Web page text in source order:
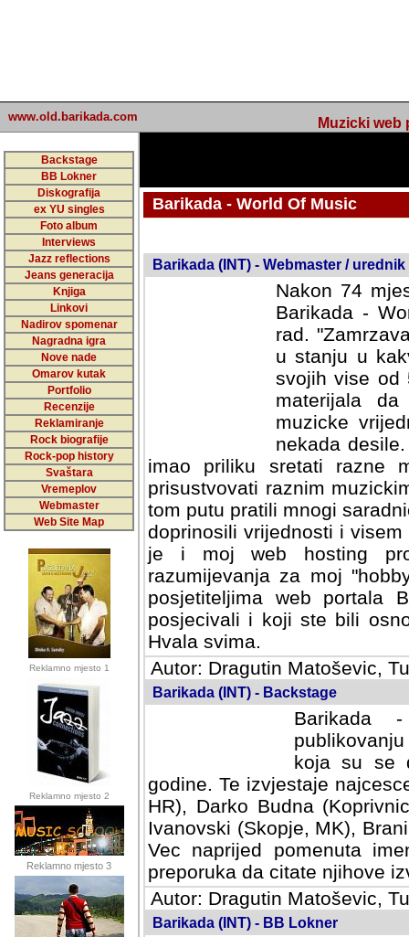
www.old.barikada.com Muzicki web
Backstage
BB Lokner
Diskografija
ex YU singles
Foto album
Interviews
Jazz reflections
Jeans generacija
Knjiga
Linkovi
Nadirov spomenar
Nagradna igra
Nove nade
Omarov kutak
Portfolio
Recenzije
Reklamiranje
Rock biografije
Rock-pop history
Svaštara
Vremeplov
Webmaster
Web Site Map
Reklamno mjesto 1
Reklamno mjesto 2
Reklamno mjesto 3
Barikada - World Of Music
Barikada (INT) - Webmaster / urednik
Nakon 74
Barikada -
rad.
u stanju u
svojih vise od
materijala
muzicke
nekada
imao priliku sretati razne
prisustvovati raznim
tom putu pratili mnogi
doprinosili vrijednosti i
je i moj web hosting
razumijevanja za moj
posjetiteljima web portala
posjecivali i koji ste bili
Hvala svima.
Autor: Dragutin Matoševic,
Barikada (INT) - Backstage
Barikada
koja su se
godine. Te izvjestaje
HR), Darko Budna
Ivanovski (Skopje, MK),
Vec naprijed pomenuta
preporuka da citate njihove
Autor: Dragutin Matoševic,
Barikada (INT) - BB Lokner